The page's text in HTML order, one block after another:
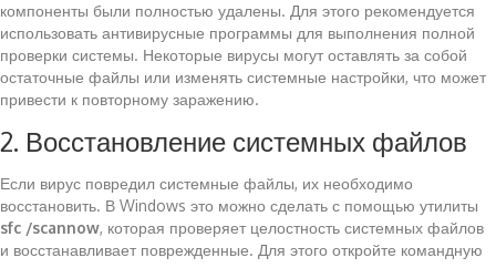
компоненты были полностью удалены. Для этого рекомендуется
использовать антивирусные программы для выполнения полной
проверки системы. Некоторые вирусы могут оставлять за собой
остаточные файлы или изменять системные настройки, что может
привести к повторному заражению.
2. Восстановление системных файлов
Если вирус повредил системные файлы, их необходимо
восстановить. В Windows это можно сделать с помощью утилиты
sfc /scannow, которая проверяет целостность системных файлов
и восстанавливает поврежденные. Для этого откройте командную